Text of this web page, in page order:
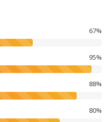
67%
95%
88%
80%